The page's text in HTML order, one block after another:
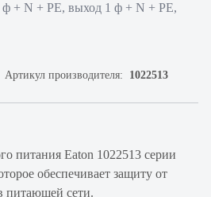
+ N + PE, выход 1 ф + N + PE,
Артикул производителя: 1022513
питания Eaton 1022513 серии
обеспечивает защиту от
питающей сети.